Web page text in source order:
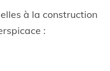
à la construction
: